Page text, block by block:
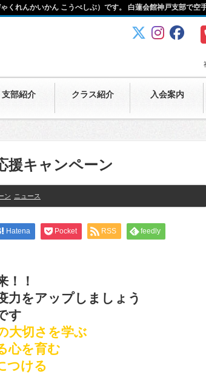
支部紹介 クラス紹介 入会案内
れんかいかん こうべしぶ）です。 白蓮会館神戸支部で空
援キャンペーン
ン ニュース
Hatena Pocket RSS feedly
！！
力をアップしましょう
す
大切さを学ぶ
心を育む
つける